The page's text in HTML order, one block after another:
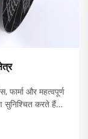
फार्मा और महत्वपूर्ण
सुनिश्चित करते हैं।